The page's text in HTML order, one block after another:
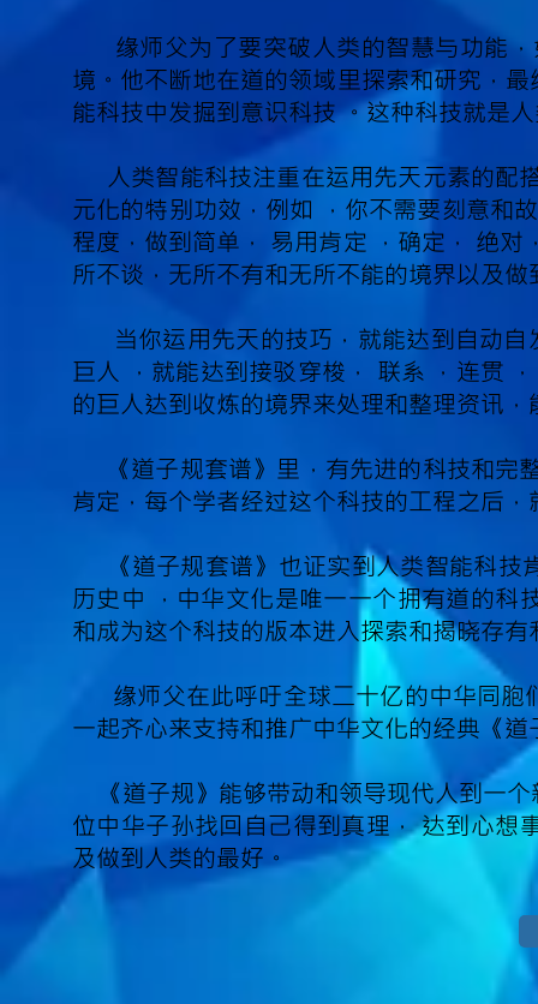
缘师父为了要突破人类的智慧与功能，
境。他不断地在道的领域里探索和研究，
能科技中发掘到意识科技 。这种科技就是
人类智能科技注重在运用先天元素的配
元化的特别功效，例如 ，你不需要刻意和
程度，做到简单， 易用肯定 ，确定， 绝
所不谈，无所不有和无所不能的境界以及
当你运用先天的技巧，就能达到自动自
巨人 ，就能达到接驳穿梭， 联系 ，连贯
的巨人达到收炼的境界来处理和整理资讯
《道子规套谱》里，有先进的科技和完
肯定，每个学者经过这个科技的工程之后
《道子规套谱》也证实到人类智能科技
历史中 ，中华文化是唯一一个拥有道的科
和成为这个科技的版本进入探索和揭晓存
缘师父在此呼吁全球二十亿的中华同胞
一起齐心来支持和推广中华文化的经典《道
《道子规》能够带动和领导现代人到一
位中华子孙找回自己得到真理， 达到心想
及做到人类的最好。